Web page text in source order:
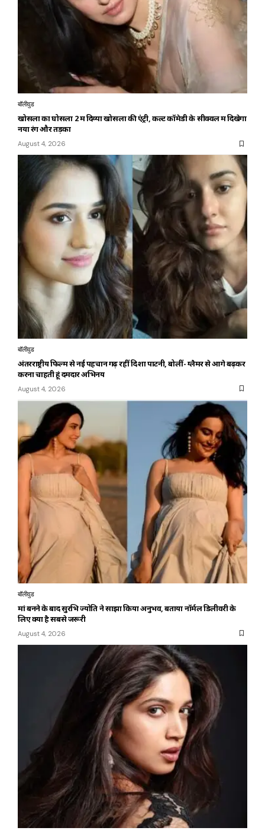
बॉलीवुड
खोसला का घोसला 2 में दिव्या खोसला की एंट्री, कल्ट कॉमेडी के सीक्वल में दिखेगा
नया रंग और तड़का
August 4, 2026
बॉलीवुड
अंतरराष्ट्रीय फिल्म से नई पहचान गढ़ रहीं दिशा पाटनी, बोलीं- ग्लैमर से आगे बढ़कर
करना चाहती हूं दमदार अभिनय
August 4, 2026
बॉलीवुड
मां बनने के बाद सुरभि ज्योति ने साझा किया अनुभव, बताया नॉर्मल डिलीवरी के
लिए क्या है सबसे जरूरी
August 4, 2026